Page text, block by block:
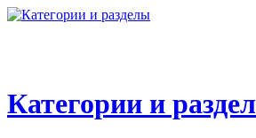
Категории и